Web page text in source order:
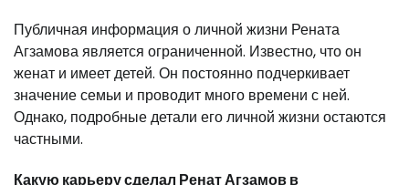
Публичная информация о личной жизни Рената
Агзамова является ограниченной. Известно, что он
женат и имеет детей. Он постоянно подчеркивает
значение семьи и проводит много времени с ней.
Однако, подробные детали его личной жизни остаются
частными.
Какую карьеру сделал Ренат Агзамов в